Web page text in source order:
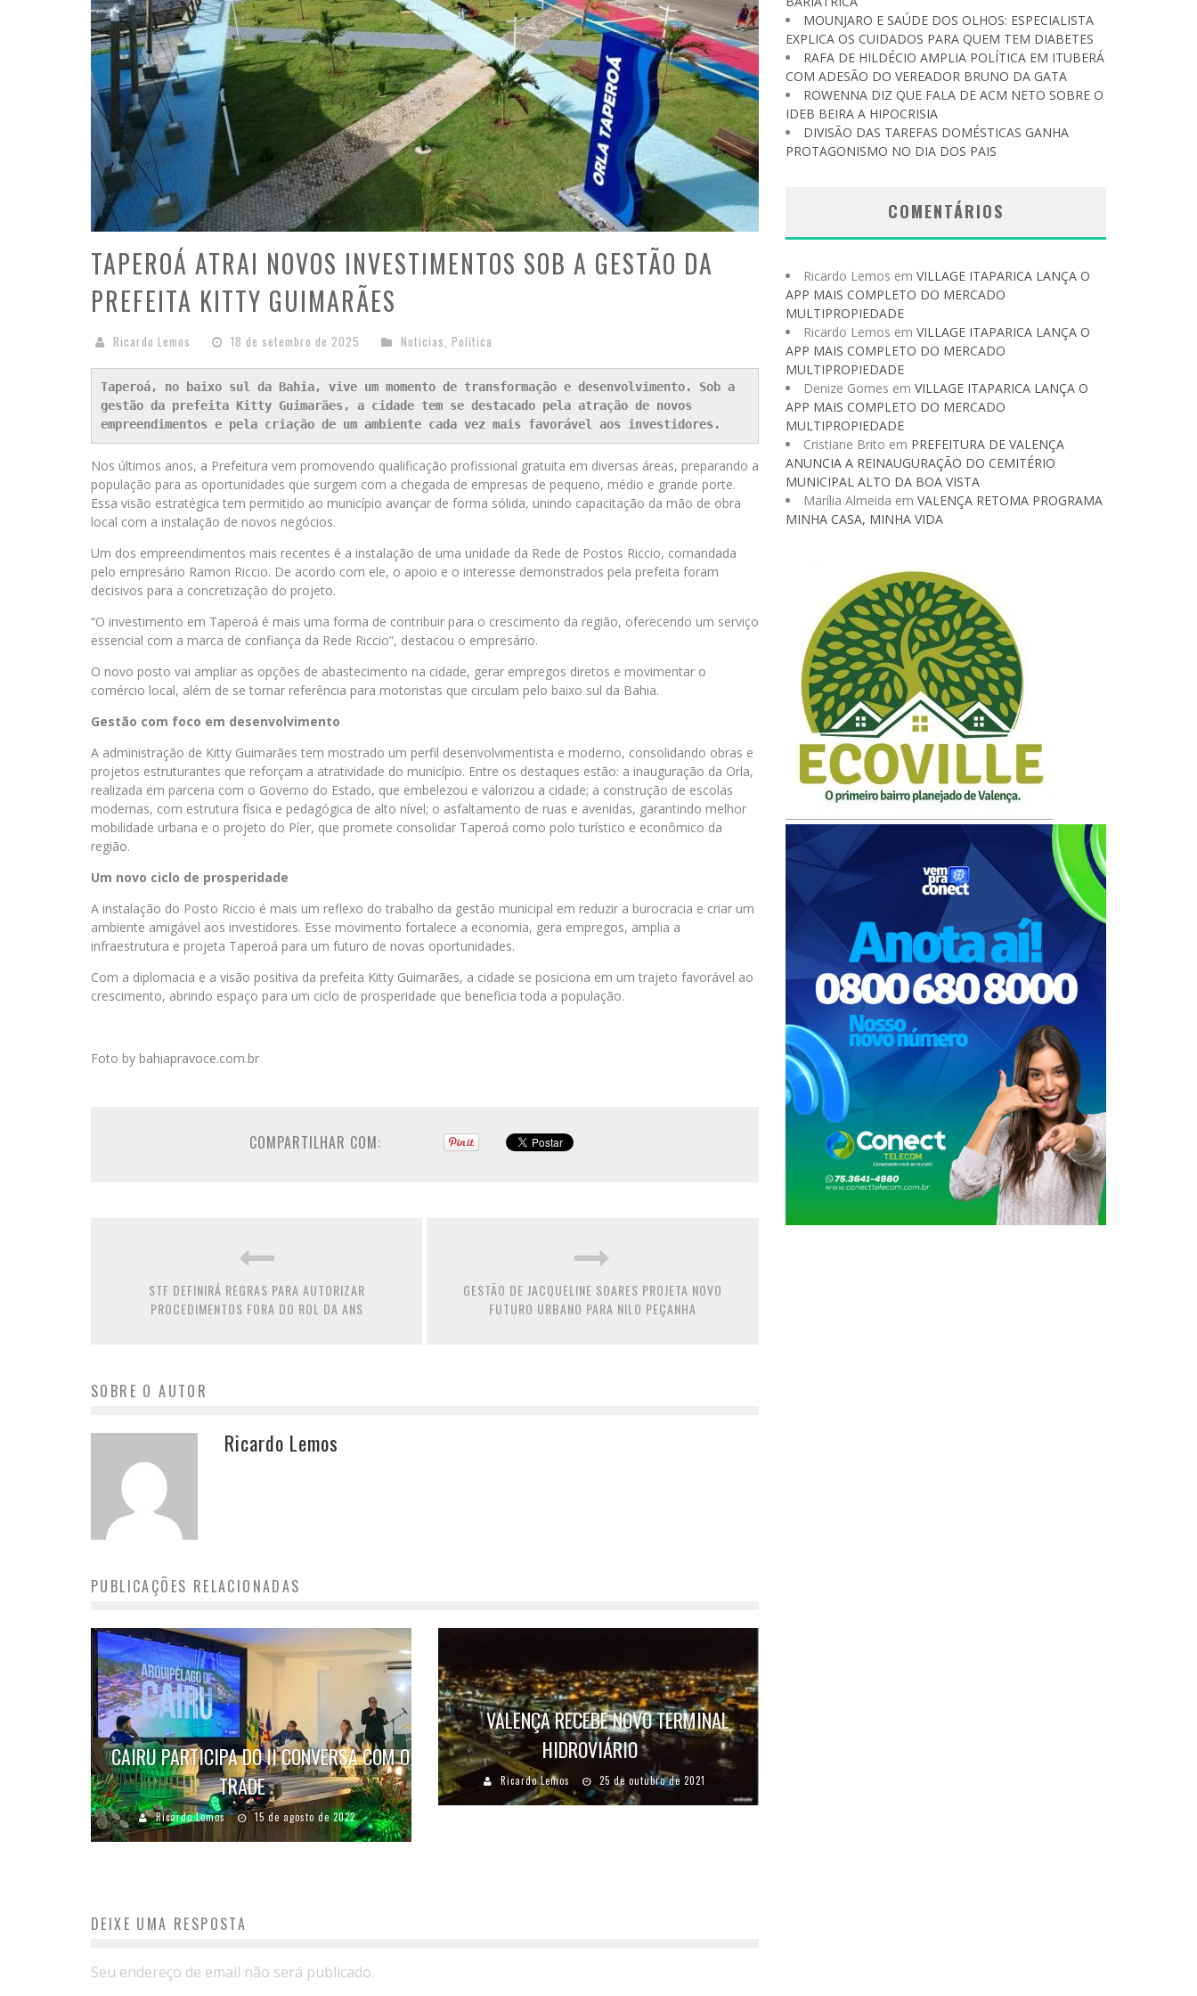
TAPEROÁ ATRAI NOVOS INVESTIMENTOS SOB A GESTÃO DA
PREFEITA KITTY GUIMARÃES
Ricardo Lemos 18 de setembro de 2025 Notícias, Política
Taperoá, no baixo sul da Bahia, vive um momento de transformação e desenvolvimento. Sob a
gestão da prefeita Kitty Guimarães, a cidade tem se destacado pela atração de novos
empreendimentos e pela criação de um ambiente cada vez mais favorável aos investidores.
Nos últimos anos, a Prefeitura vem promovendo qualificação profissional gratuita em diversas áreas, preparando a
população para as oportunidades que surgem com a chegada de empresas de pequeno, médio e grande porte.
Essa visão estratégica tem permitido ao município avançar de forma sólida, unindo capacitação da mão de obra
local com a instalação de novos negócios.
Um dos empreendimentos mais recentes é a instalação de uma unidade da Rede de Postos Riccio, comandada
pelo empresário Ramon Riccio. De acordo com ele, o apoio e o interesse demonstrados pela prefeita foram
decisivos para a concretização do projeto.
“O investimento em Taperoá é mais uma forma de contribuir para o crescimento da região, oferecendo um serviço
essencial com a marca de confiança da Rede Riccio”, destacou o empresário.
O novo posto vai ampliar as opções de abastecimento na cidade, gerar empregos diretos e movimentar o
comércio local, além de se tornar referência para motoristas que circulam pelo baixo sul da Bahia.
Gestão com foco em desenvolvimento
A administração de Kitty Guimarães tem mostrado um perfil desenvolvimentista e moderno, consolidando obras e
projetos estruturantes que reforçam a atratividade do município. Entre os destaques estão: a inauguração da Orla,
realizada em parceria com o Governo do Estado, que embelezou e valorizou a cidade; a construção de escolas
modernas, com estrutura física e pedagógica de alto nível; o asfaltamento de ruas e avenidas, garantindo melhor
mobilidade urbana e o projeto do Píer, que promete consolidar Taperoá como polo turístico e econômico da
região.
Um novo ciclo de prosperidade
A instalação do Posto Riccio é mais um reflexo do trabalho da gestão municipal em reduzir a burocracia e criar um
ambiente amigável aos investidores. Esse movimento fortalece a economia, gera empregos, amplia a
infraestrutura e projeta Taperoá para um futuro de novas oportunidades.
Com a diplomacia e a visão positiva da prefeita Kitty Guimarães, a cidade se posiciona em um trajeto favorável ao
crescimento, abrindo espaço para um ciclo de prosperidade que beneficia toda a população.
Foto by bahiapravoce.com.br
COMPARTILHAR COM:
STF DEFINIRÁ REGRAS PARA AUTORIZAR
PROCEDIMENTOS FORA DO ROL DA ANS
GESTÃO DE JACQUELINE SOARES PROJETA NOVO
FUTURO URBANO PARA NILO PEÇANHA
SOBRE O AUTOR
Ricardo Lemos
PUBLICAÇÕES RELACIONADAS
CAIRU PARTICIPA DO II CONVERSA COM O
TRADE
Ricardo Lemos 15 de agosto de 2022
VALENÇA RECEBE NOVO TERMINAL
HIDROVIÁRIO
Ricardo Lemos 25 de outubro de 2021
DEIXE UMA RESPOSTA
Seu endereço de email não será publicado.
MOUNJARO E SAÚDE DOS OLHOS: ESPECIALISTA
EXPLICA OS CUIDADOS PARA QUEM TEM DIABETES
RAFA DE HILDÉCIO AMPLIA POLÍTICA EM ITUBERÁ
COM ADESÃO DO VEREADOR BRUNO DA GATA
ROWENNA DIZ QUE FALA DE ACM NETO SOBRE O
IDEB BEIRA A HIPOCRISIA
DIVISÃO DAS TAREFAS DOMÉSTICAS GANHA
PROTAGONISMO NO DIA DOS PAIS
COMENTÁRIOS
Ricardo Lemos em VILLAGE ITAPARICA LANÇA O
APP MAIS COMPLETO DO MERCADO
MULTIPROPIEDADE
Ricardo Lemos em VILLAGE ITAPARICA LANÇA O
APP MAIS COMPLETO DO MERCADO
MULTIPROPIEDADE
Denize Gomes em VILLAGE ITAPARICA LANÇA O
APP MAIS COMPLETO DO MERCADO
MULTIPROPIEDADE
Cristiane Brito em PREFEITURA DE VALENÇA
ANUNCIA A REINAUGURAÇÃO DO CEMITÉRIO
MUNICIPAL ALTO DA BOA VISTA
Marília Almeida em VALENÇA RETOMA PROGRAMA
MINHA CASA, MINHA VIDA